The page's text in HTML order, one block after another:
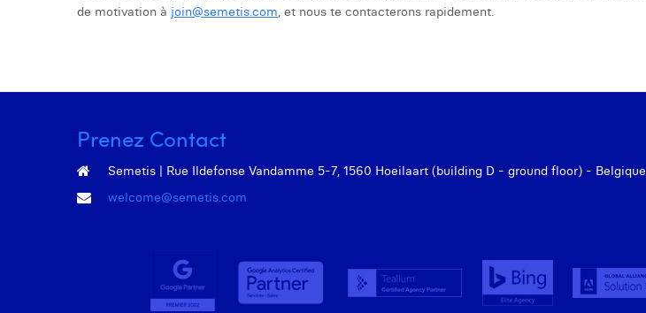
de motivation à join@semetis.com, et nous te contacterons rapidement.
Prenez Contact
Semetis | Rue Ildefonse Vandamme 5-7, 1560 Hoeilaart (building D - ground floor) - Belgique
welcome@semetis.com